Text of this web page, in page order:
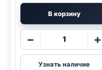
В корзину
−
Количество
контрсекс
+
Узнать наличие